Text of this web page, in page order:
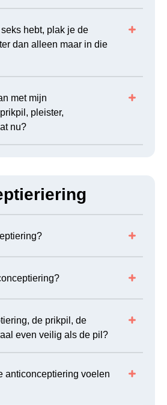
hebt, plak je de
dan alleen maar in die
met mijn
pleister,
nu?
de prikpil, de
even veilig als de pil?
anticonceptiering voelen